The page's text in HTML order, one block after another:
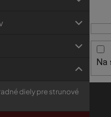
diely pre strunové
Na
s
p
o
d